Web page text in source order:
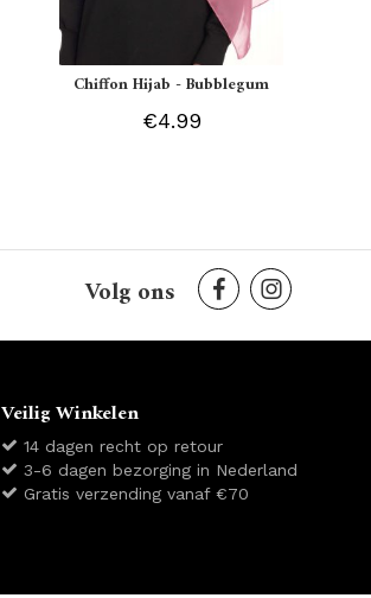
Chiffon Hijab - Bubblegum
€4.99
Volg ons
Veilig Winkelen
14 dagen recht op retour
3-6 dagen bezorging in Nederland
Gratis verzending vanaf €70